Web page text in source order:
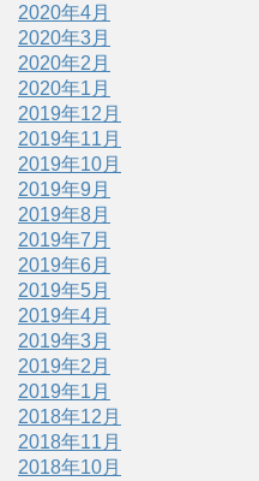
2020年4月
2020年3月
2020年2月
2020年1月
2019年12月
2019年11月
2019年10月
2019年9月
2019年8月
2019年7月
2019年6月
2019年5月
2019年4月
2019年3月
2019年2月
2019年1月
2018年12月
2018年11月
2018年10月